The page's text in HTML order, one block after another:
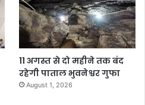
11 अगस्त से दो महीने तक बंद
रहेगी पाताल भुवनेश्वर गुफा
August 1, 2026